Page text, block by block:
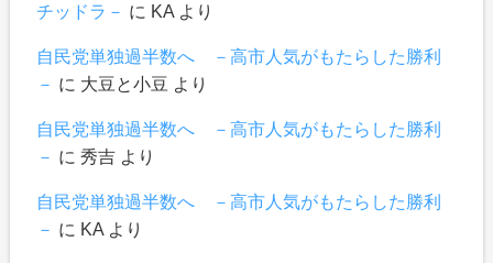
チッドラ－ に KAより
自民党単独過半数へ －高市人気がもたらした勝利
－ に 大豆と小豆 より
自民党単独過半数へ －高市人気がもたらした勝利
－ に 秀吉より
自民党単独過半数へ －高市人気がもたらした勝利
－ に KAより